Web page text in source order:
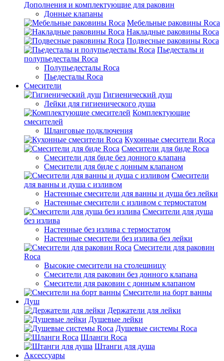
Дополнения и комплектующие для раковин
Донные клапаны
Мебельные раковины Roca
Накладные раковины Roca
Подвесные раковины Roca
Пьедесталы и
полупьедесталы Roca
Полупьедесталы Roca
Пьедесталы Roca
Смесители
Гигиенический душ
Лейки для гигиенического душа
Комплектующие
смесителей
Шланговые подключения
Кухонные смесители Roca
Смесители для биде Roca
Смесители для биде без донного клапана
Смесители для биде с донным клапаном
Смесители
для ванны и душа с изливом
Настенные смесители для ванны и душа без лейки
Настенные смесители с изливом c термостатом
Смесители для душа
без излива
Настенные без излива с термостатом
Настенные смесители без излива без лейки
Смесители для раковин
Roca
Высокие смесители на столешницу
Смесители для раковин без донного клапана
Смесители для раковин с донным клапаном
Смесители на борт ванны
Душ
Держатели для лейки
Душевые лейки
Душевые системы Roca
Шланги Roca
Штанги для душа
Аксессуары